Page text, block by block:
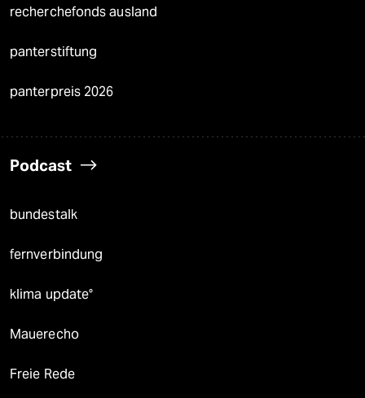
recherchefonds ausland
panterstiftung
panterpreis 2026
Podcast
bundestalk
fernverbindung
klima update°
Mauerecho
Freie Rede